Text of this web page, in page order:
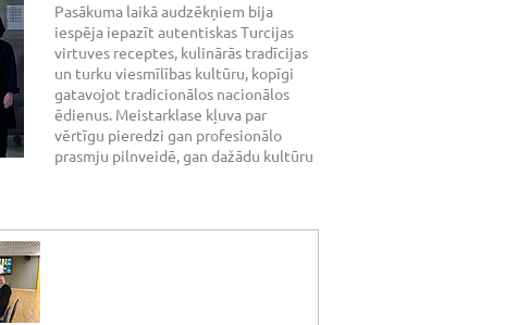
Pasākuma laikā audzēkņiem bija
iespēja iepazīt autentiskas Turcijas
virtuves receptes, kulinārās tradīcijas
un turku viesmīlības kultūru, kopīgi
gatavojot tradicionālos nacionālos
ēdienus. Meistarklase kļuva par
vērtīgu pieredzi gan profesionālo
prasmju pilnveidē, gan dažādu kultūru